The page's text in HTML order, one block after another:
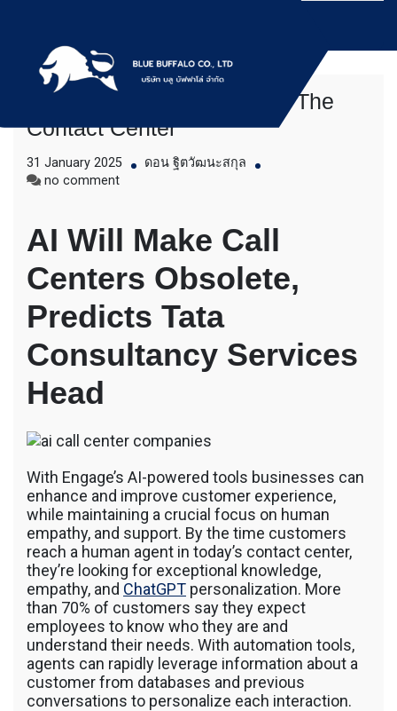
Bluebuffalo บลูบัฟฟา
โล่ ให้บริการเช่า
อาชีพ
บริการให้เช่าเครื่องจักร สำหรับใช้งานทั่วไป
โดยเครื่องจักรที่นำมาบริการเป็นเครื่องจักรรุ่น
ใหม่ ทันสมัย ทำงานรวดเร็ว ได้ผลงานที่คุ้มค่า
ราคายุติธรรม ขุดดิน ตักหิน ตักทราย ตัก
เทลเลอร์ รถพื้นเรียบชานต่ำ (Low bed) ขนส่ง
สินค้า โดยรถพ่วงดั๊มพ์ จำหน่ายดิน หิน ทราย
รับเหมาถมที่ รถตัก CAT 950 รถตัก Komatsu
WA 380 WA 320 WA 200 รถตัก Hitachi ZW
220 ZW 180 แบ็คโฮ CAT 320 CAT 312 แบ็ค
โฮ Komatsu PC 200 LC บูมยาว PC 200 PC
SK 140ขุดดิน ตักหิน ตักทราย ตักถ่านหิน
ตักกะลาปาร์ม ตักไม้สับ ตักวู๊ดชิป ตักแร่ ตัก
สินค้าต่างๆ ขนย้ายเครื่องจักร โดยรถเทลเลอร์
รถพื้นเรียบชานต่ำ (Low bed) ขนส่งสินค้า โดย
ที่ รถตัก CAT 950 รถตัก Komatsu WA 380 WA
แบ็คโฮ CAT 320 CAT 312 แบ็คโฮ Komatsu
PC 200 LC บูมยาว PC 200 PC 120 แบ็คโฮ
Kobelco SK 210 บูมยาว SK 200 SK 140
How GenAI Will Transform The
Contact Center
31 January 2025
ดอน ฐิตวัฒนะสกุล
no commenton
Will
Transform
Contact
Center
AI Will Make Call
Centers Obsolete,
Predicts Tata
Consultancy Services
Head
With Engage’s AI-powered tools businesses can
enhance and improve customer experience,
while maintaining a crucial focus on human
empathy, and support. By the time customers
reach a human agent in today’s contact center,
they’re looking for exceptional knowledge,
empathy, and ChatGPT personalization. More
than 70% of customers say they expect
employees to know who they are and
understand their needs. With automation tools,
agents can rapidly leverage information about a
customer from databases and previous
conversations to personalize each interaction.